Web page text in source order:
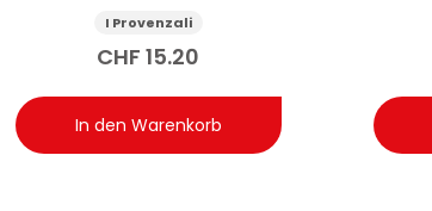
I Provenzali
CHF 15.20
In den Warenkorb